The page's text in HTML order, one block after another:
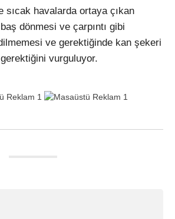
sıcak havalarda ortaya çıkan
dönmesi ve çarpıntı gibi
ve gerektiğinde kan şekeri
vurguluyor.